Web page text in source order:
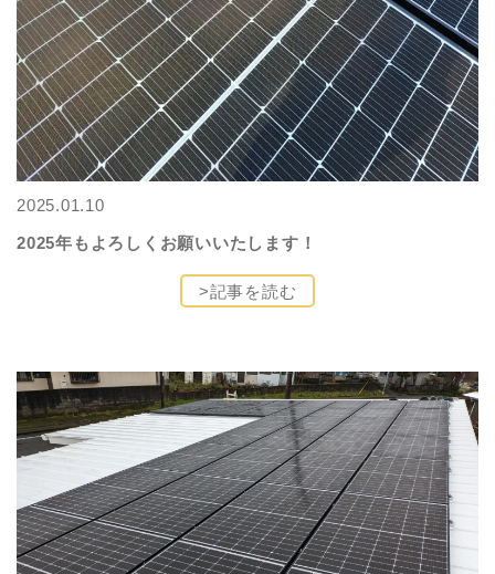
2025.01.10
2025年もよろしくお願いいたします！
>記事を読む